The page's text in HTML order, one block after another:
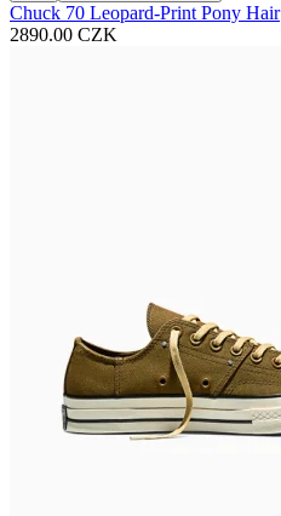
Chuck 70 Leopard-Print Pony Hair
2890.00 CZK